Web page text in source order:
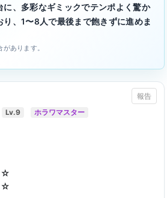
に、多彩なギミックでテンポよく驚か
、1〜8人で最後まで飽きずに進めま
あります。
報告
Lv.9 ホラワマスター